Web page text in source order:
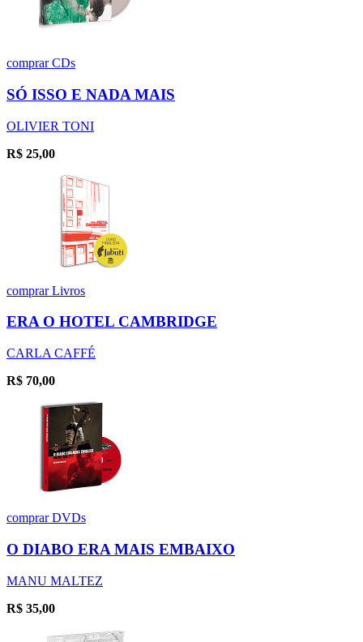
comprarCDs
SÓ ISSO E NADA MAIS
OLIVIER TONI
R$ 25,00
comprarLivros
ERA O HOTEL CAMBRIDGE
CARLA CAFFÉ
R$ 70,00
comprarDVDs
O DIABO ERA MAIS EMBAIXO
MANU MALTEZ
R$ 35,00